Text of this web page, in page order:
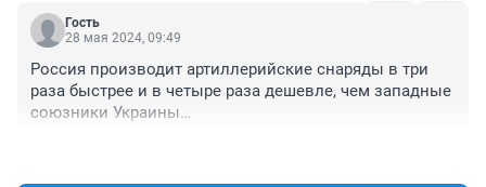
Гость
28 мая 2024, 09:49
Россия производит артиллерийские снаряды в три
раза быстрее и в четыре раза дешевле, чем западные
союзники Украины